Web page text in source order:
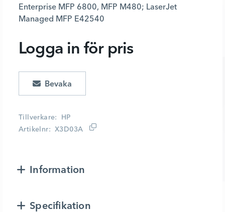
Enterprise MFP 6800, MFP M480; LaserJet
Managed MFP E42540
Tillverkare
HP
Artikelnr
X3D03A
Logga in för pris
Information
Specifikation